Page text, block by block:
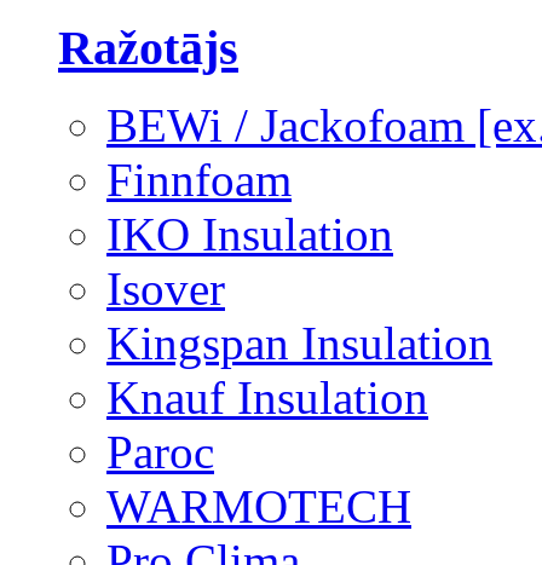
Ražotājs
BEWi / Jackofoam
Finnfoam
IKO Insulation
Isover
Kingspan Insulation
Knauf Insulation
Paroc
WARMOTECH